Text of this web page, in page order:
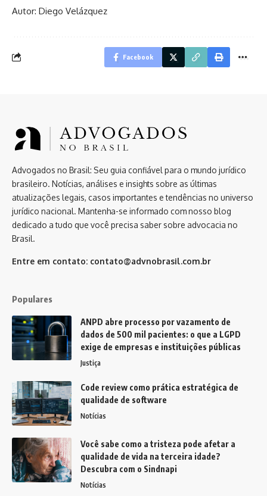
Autor: Diego Velázquez
Facebook
Advogados no Brasil: Seu guia confiável para o mundo jurídico
brasileiro. Notícias, análises e insights sobre as últimas
atualizações legais, casos importantes e tendências no universo
jurídico nacional. Mantenha-se informado com nosso blog
dedicado a tudo que você precisa saber sobre advocacia no
Brasil.
Entre em contato: contato@advnobrasil.com.br
Populares
ANPD abre processo por vazamento de
dados de 500 mil pacientes: o que a LGPD
exige de empresas e instituições públicas
Justiça
Code review como prática estratégica de
qualidade de software
Notícias
Você sabe como a tristeza pode afetar a
qualidade de vida na terceira idade?
Descubra com o Sindnapi
Notícias